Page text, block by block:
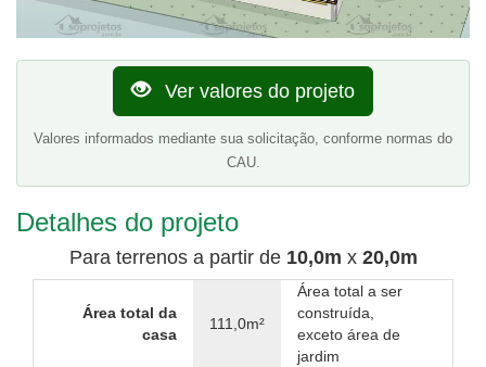
Ver valores do projeto
Valores informados mediante sua solicitação, conforme normas do
CAU.
Detalhes do projeto
Para terrenos a partir de 10,0m x 20,0m
Área total da
casa
111,0m²
Área total a ser
construída,
exceto área de
jardim